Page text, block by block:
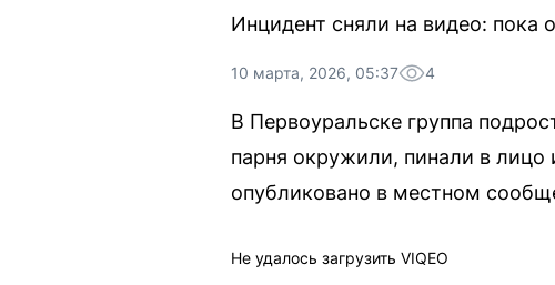
Инцидент сняли на видео: пока
10 марта, 2026, 05:37 4
В Первоуральске группа
парня окружили, пинали в лицо
опубликовано в местном
Не удалось загрузить VIQEO